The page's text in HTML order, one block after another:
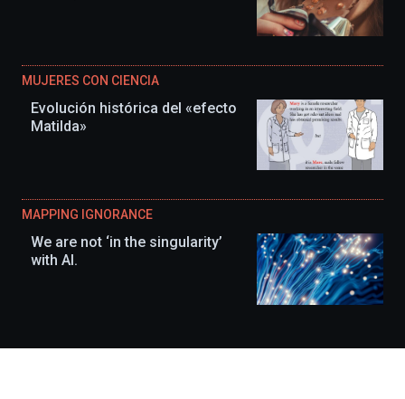
MUJERES CON CIENCIA
Evolución histórica del «efecto
Matilda»
MAPPING IGNORANCE
We are not ‘in the singularity’
with AI.